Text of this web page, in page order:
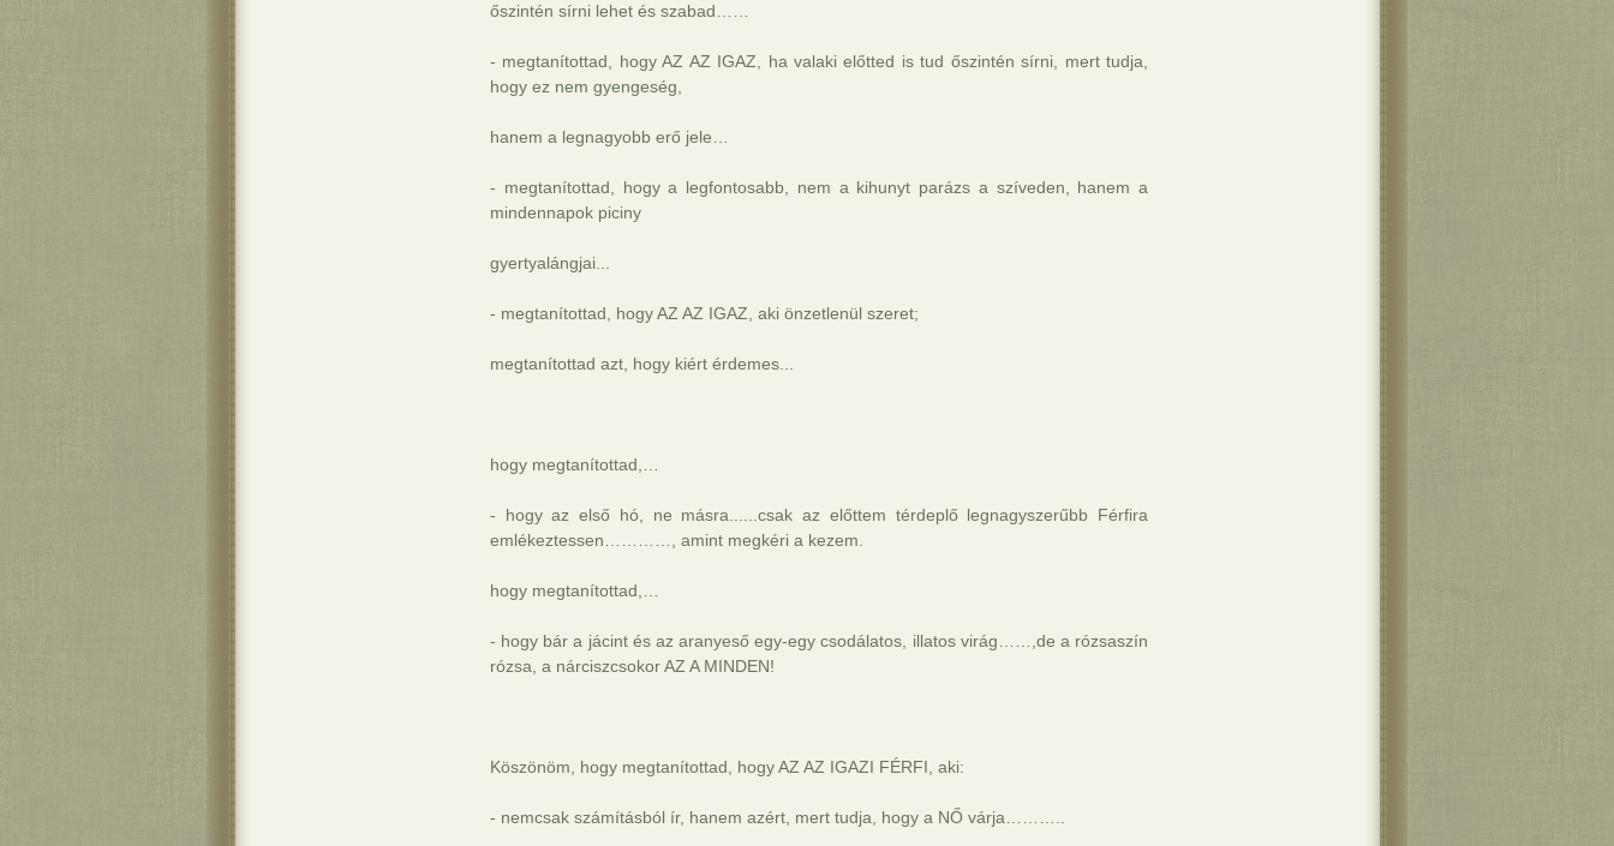
őszintén sírni lehet és szabad……
- megtanítottad, hogy AZ AZ IGAZ, ha valaki előtted is tud őszintén sírni, mert tudja,
hogy ez nem gyengeség,
hanem a legnagyobb erő jele…
- megtanítottad, hogy a legfontosabb, nem a kihunyt parázs a szíveden, hanem a
mindennapok piciny
gyertyalángjai...
- megtanítottad, hogy AZ AZ IGAZ, aki önzetlenül szeret;
megtanítottad azt, hogy kiért érdemes...
hogy megtanítottad,…
- hogy az első hó, ne másra......csak az előttem térdeplő legnagyszerűbb Férfira
emlékeztessen…………, amint megkéri a kezem.
hogy megtanítottad,…
- hogy bár a jácint és az aranyeső egy-egy csodálatos, illatos virág……,de a rózsaszín
rózsa, a nárciszcsokor AZ A MINDEN!
Köszönöm, hogy megtanítottad, hogy AZ AZ IGAZI FÉRFI, aki:
- nemcsak számításból ír, hanem azért, mert tudja, hogy a NŐ várja………..